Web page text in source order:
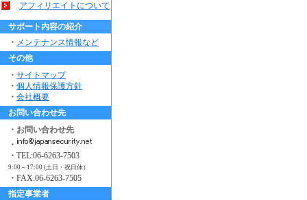
アフィリエイトについて
サポート内容の紹介
・ メンテナンス情報など
その他
・ サイトマップ
・ 個人情報保護方針
・ 会社概要
お問い合わせ先
・お問い合わせ先
・
・ TEL:06-6263-7503
9:00～17:00 (土日・祝日休）
・ FAX:06-6263-7505
指定事業者